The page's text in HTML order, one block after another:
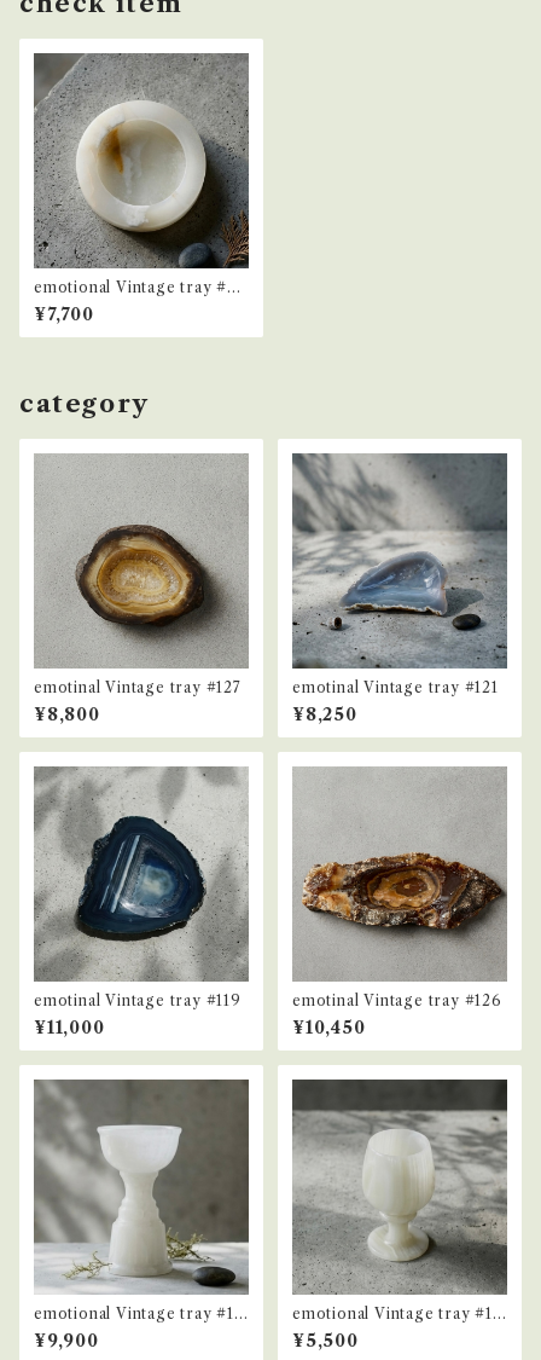
emotional Vintage tray #55
3
¥7,700
category
emotinal Vintage tray #127
¥8,800
emotinal Vintage tray #121
¥8,250
emotinal Vintage tray #119
¥11,000
emotinal Vintage tray #126
¥10,450
emotional Vintage tray #12
4
¥9,900
emotional Vintage tray #10
4
¥5,500